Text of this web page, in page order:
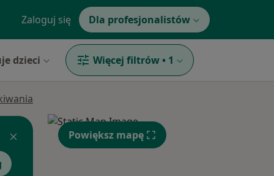
Zaloguj się Dla profesjonalistów
dzieci Więcej filtrów • 1
Powiększ mapę